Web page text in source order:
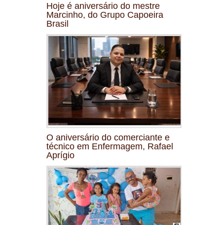
Hoje é aniversário do mestre
Marcinho, do Grupo Capoeira
Brasil
O aniversário do comerciante e
técnico em Enfermagem, Rafael
Aprígio